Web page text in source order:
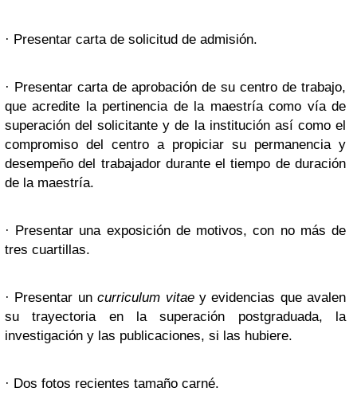
· Presentar carta de solicitud de admisión.
· Presentar carta de aprobación de su centro de trabajo,
que acredite la pertinencia de la maestría como vía de
superación del solicitante y de la institución así como el
compromiso del centro a propiciar su permanencia y
desempeño del trabajador durante el tiempo de duración
de la maestría.
· Presentar una exposición de motivos, con no más de
tres cuartillas.
· Presentar uncurriculum vitae y evidencias que avalen
su trayectoria en la superación postgraduada, la
investigación y las publicaciones, si las hubiere.
· Dos fotos recientes tamaño carné.